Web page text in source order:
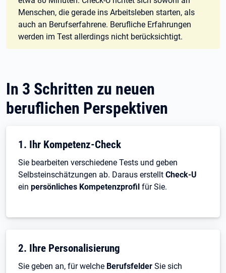
Menschen, die gerade ins Arbeitsleben starten, als
auch an Berufserfahrene. Berufliche Erfahrungen
werden im Test allerdings nicht berücksichtigt.
In 3 Schritten zu neuen
beruflichen Perspektiven
1. Ihr Kompetenz-Check
Sie bearbeiten verschiedene Tests und geben
Selbsteinschätzungen ab. Daraus erstellt Check-U
ein persönliches Kompetenzprofil für Sie.
2. Ihre Personalisierung
Sie geben an, für welche Berufsfelder Sie sich